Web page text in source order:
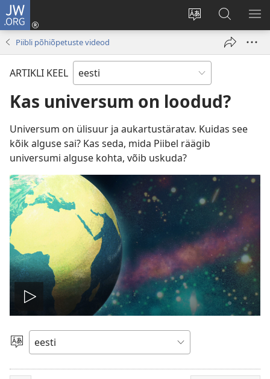
JW.ORG
Muuda
veebisaidi
Logi
sisse
akna)
Otsi
saidilt
JW.ORG
Piibli põhiõpetuste videod
ARTIKLI KEEL
Kas universum on loodud?
Universum on ülisuur ja aukartustäratav. Kuidas see
kõik alguse sai? Kas seda, mida Piibel räägib
universumi alguse kohta, võib uskuda?
Esita
Vali